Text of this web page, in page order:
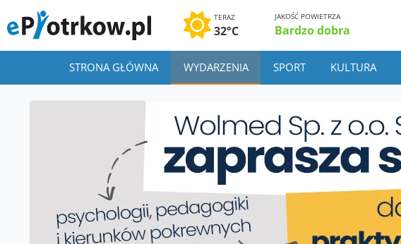
TERAZ
32°C
JAKOŚĆ POWIETRZA
Bardzo dobra
STRONA GŁÓWNA WYDARZENIA SPORT KULTURA